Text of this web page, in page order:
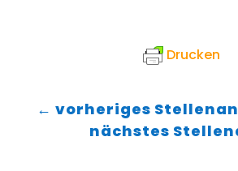
Drucken
← vorheriges
nächstes